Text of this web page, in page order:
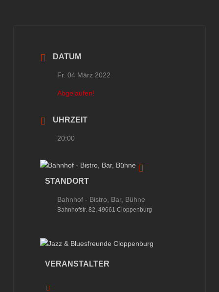
DATUM
Fr. 04 März 2022
Abgelaufen!
UHRZEIT
20:00
STANDORT
Bahnhof - Bistro, Bar, Bühne
Bahnhofstr. 82, 49661 Cloppenburg
VERANSTALTER